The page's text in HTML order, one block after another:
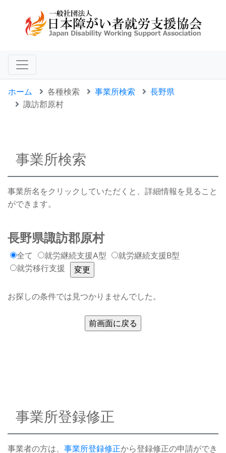
ホーム 各種検索 事業所検索
長野県
諏訪郡原村
事業所検索
事業所名をクリックしていただくと、詳細情報を見ること
ができます。
長野県諏訪郡原村
全て 就労継続支援A型
就労継続支援B型
就労移行支援
お探しの条件では見つかりませんでした。
事業所登録修正
事業者の方は、 事業所登録修正から登録修正の申請ができ